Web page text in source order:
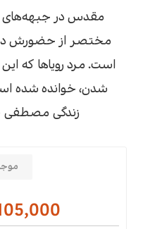
مقدس در جبهه‌های
مختصر از حضورش
است. مرد رویاها که
شدن، خوانده شده
زندگی مصطفی
105,000